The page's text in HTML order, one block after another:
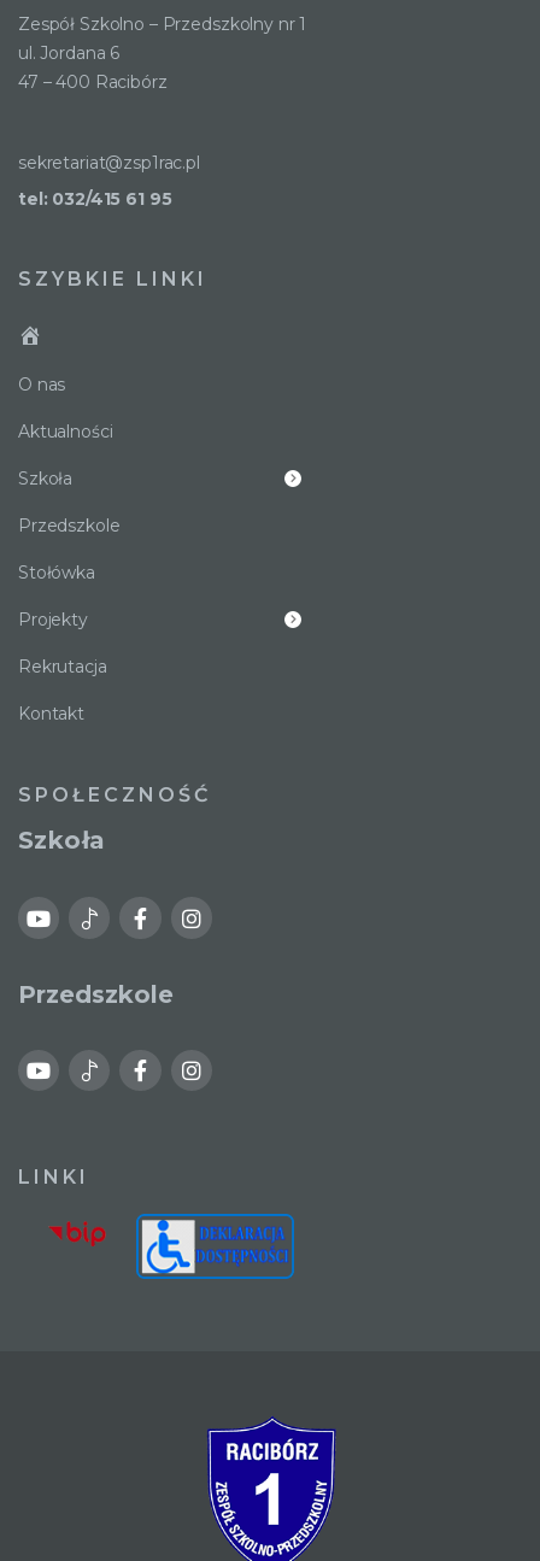
Zespół Szkolno – Przedszkolny nr 1
ul. Jordana 6
47 – 400 Racibórz
sekretariat@zsp1rac.pl
tel: 032/415 61 95
SZYBKIE LINKI
O nas
Aktualności
Szkoła
Przedszkole
Stołówka
Projekty
Rekrutacja
Kontakt
SPOŁECZNOŚĆ
Szkoła
Przedszkole
LINKI